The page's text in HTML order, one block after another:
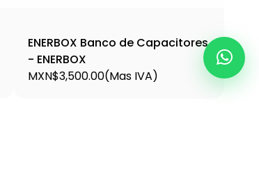
ENERBOX Banco de Capacitores
- ENERBOX
MXN$3,500.00(Mas IVA)